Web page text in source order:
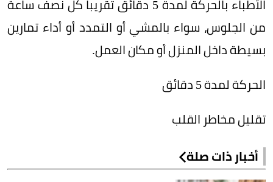
الأطباء بالحركة لمدة 5 دقائق تقريباً كل نصف ساعة
من الجلوس، سواء بالمشي أو التمدد أو أداء تمارين
بسيطة داخل المنزل أو مكان العمل.
الحركة لمدة 5 دقائق
تقليل مخاطر القلب
أخبار ذات صلة